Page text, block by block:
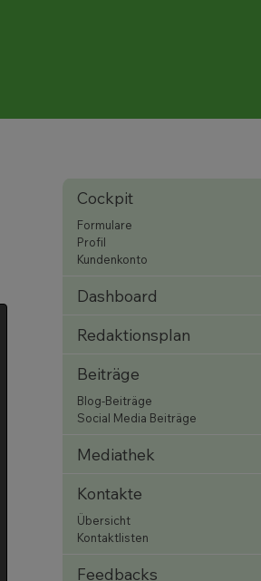
Cockpit
Formulare
Profil
Kundenkonto
Dashboard
Redaktionsplan
Beiträge
Blog-Beiträge
Social Media Beiträge
Mediathek
Kontakte
Übersicht
Kontaktlisten
Feedbacks